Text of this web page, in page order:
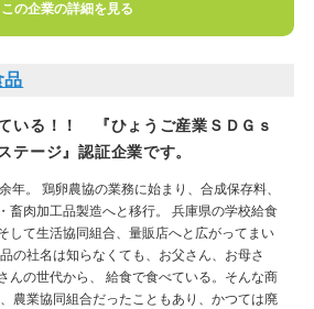
この企業の詳細を見る
いる！！ 『ひょうご産業ＳＤＧｓ
ージ』認証企業です。
年。 鶏卵農協の業務に始まり、合成保存料、
畜肉加工品製造へと移行。 兵庫県の学校給食
して生活協同組合、量販店へと広がってまい
の社名は知らなくても、お父さん、お母さ
んの世代から、 給食で食べている。そんな商
農業協同組合だったこともあり、かつては廃